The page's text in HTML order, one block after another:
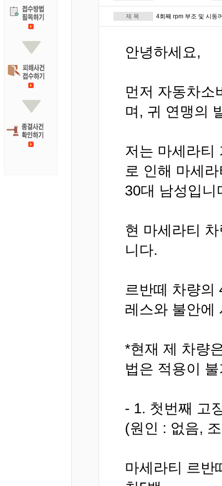
제 목 4회째 rpm 부조 및 시동
안녕하세요,
먼저 자동차소
며, 귀 연맹의
저는 마세라티
로 인해 마세
30대 남성입니
현 마세라티
니다.
르반떼 차량의
레스와 불안에
*현재 제 차량
법은 적용이
- 1. 첫번째 고
(원인 : 없음,
마세라티 르반